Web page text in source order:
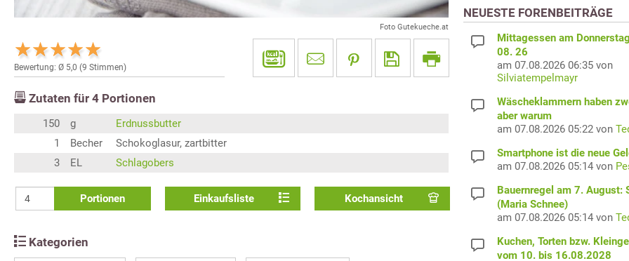
Foto Gutekueche.at
Bewertung: Ø 5,0 (9 Stimmen)
Zutaten für 4 Portionen
150 g
Erdnussbutter
1
Becher
Schokoglasur, zartbitter
3
EL Schlagobers
Portionen Einkaufsliste Kochansicht
Kategorien
NEUESTE FORENBEITRÄGE
Mittagessen am
08. 26
am 07.08.2026 06:35 von
Silviatempelmayr
Wäscheklammern haben
aber warum
am 07.08.2026 05:22 von
Smartphone ist die neue
am 07.08.2026 05:14 von
Bauernregel am 7. August:
(Maria Schnee)
am 07.08.2026 05:14 von
Kuchen, Torten bzw.
vom 10. bis 16.08.2028